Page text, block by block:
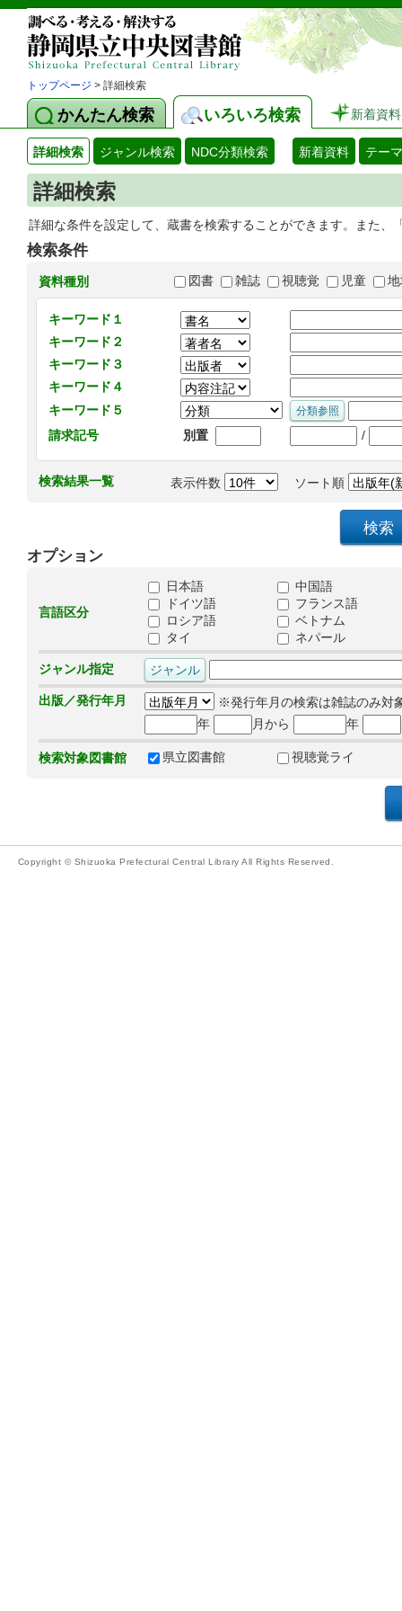
トップページ > 詳細検索
かんたん検索 いろいろ検索 新着資料
詳細検索 ジャンル検索 NDC分類検索 新着資料 テー
詳細検索
詳細な条件を設定して、蔵書を検索することができます。また
検索条件
資料種別 図書 雑誌 視聴覚 児童
キーワード１
キーワード２
キーワード３
キーワード４
キーワード５
請求記号
別置 /
検索結果一覧 表示件数 ソート順
オプション
言語区分
日本語
中国語
ドイツ語
フランス語
ロシア語
ベトナム
タイ
ネパール
ジャンル指定
出版／発行年月
※発行年月の検索は雑誌のみ対
年
月から 年
検索対象図書館 県立図書館 視聴覚ライ
Copyright © Shizuoka Prefectural Central Library All Rights Reserved.